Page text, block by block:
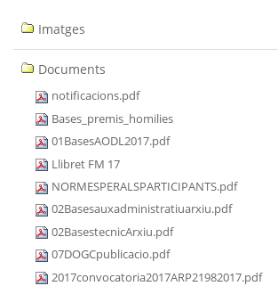
Navegació
Imatges
Documents
notificacions.pdf
Bases_premis_homilies
01BasesAODL2017.pdf
Llibret FM 17
NORMESPERALSPARTICIPANTS.pdf
02Basesauxadministratiuarxiu.pdf
02BasestecnicArxiu.pdf
07DOGCpublicacio.pdf
2017convocatoria2017ARP21982017.pdf